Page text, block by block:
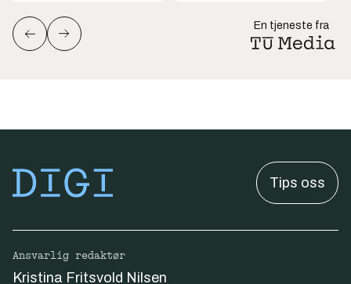
En tjeneste fra
Tips oss
Ansvarlig redaktør
Kristina Fritsvold Nilsen